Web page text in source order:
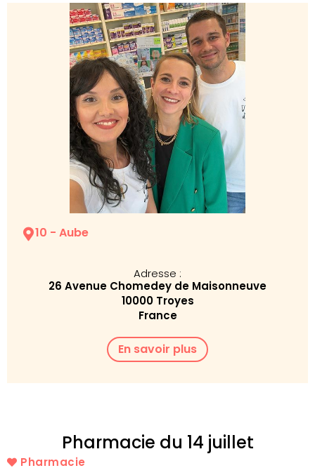
10 - Aube
Adresse :
26 Avenue Chomedey de Maisonneuve
10000 Troyes
France
En savoir plus
Pharmacie du 14 juillet
Pharmacie